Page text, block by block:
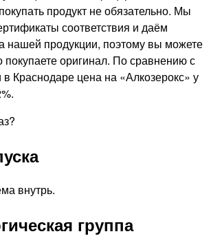
продукт не обязательно. Мы
соответствия и даём
нашей продукции, поэтому вы можете
покупаете оригинал. По сравнению с
Краснодаре цена на «Алкозерокс» у
внутрь.
группа